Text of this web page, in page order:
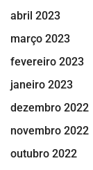
abril 2023
março 2023
fevereiro 2023
janeiro 2023
dezembro 2022
novembro 2022
outubro 2022